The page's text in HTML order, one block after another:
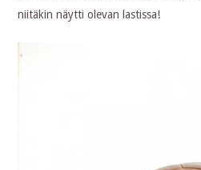
niitäkin näytti olevan lastissa!